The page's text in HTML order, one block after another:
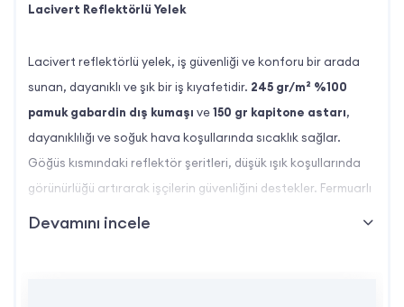
Lacivert Reflektörlü Yelek
Lacivert reflektörlü yelek, iş güvenliği ve konforu bir arada
sunan, dayanıklı ve şık bir iş kıyafetidir. 245 gr/m² %100
pamuk gabardin dış kumaşı ve150 gr kapitone astarı,
dayanıklılığı ve soğuk hava koşullarında sıcaklık sağlar.
Göğüs kısmındaki reflektör şeritleri, düşük ışık koşullarında
görünürlüğü artırarak işçilerin güvenliğini destekler. Fermuarlı
Devamını incele